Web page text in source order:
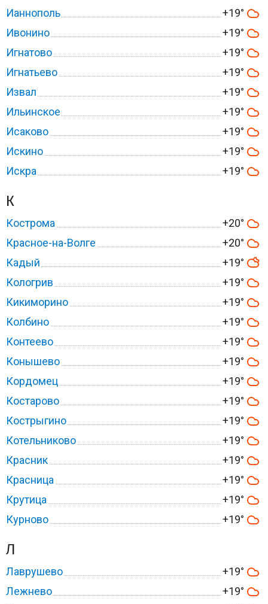
Ианнополь
+19°
Ивонино
+19°
Игнатово
+19°
Игнатьево
+19°
Извал
+19°
Ильинское
+19°
Исаково
+19°
Искино
+19°
Искра
+19°
К
Кострома
+20°
Красное-на-Волге
+20°
Кадый
+19°
Кологрив
+19°
Кикиморино
+19°
Колбино
+19°
Контеево
+19°
Конышево
+19°
Кордомец
+19°
Костарово
+19°
Кострыгино
+19°
Котельниково
+19°
Красник
+19°
Красница
+19°
Крутица
+19°
Курново
+19°
Л
Лаврушево
+19°
Лежнево
+19°